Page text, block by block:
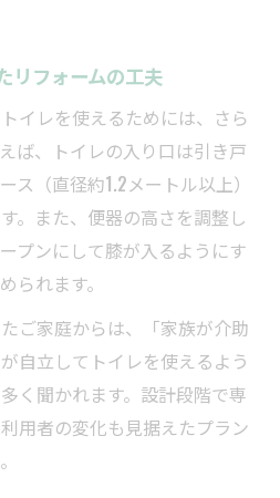
リフォームの工夫
イレを使えるためには、さら
ば、トイレの入り口は引き戸
ス（直径約1.2メートル以上）
。また、便器の高さを調整し
プンにして膝が入るようにす
られます。
ご家庭からは、「家族が介助
自立してトイレを使えるよう
く聞かれます。設計段階で専
用者の変化も見据えたプラン